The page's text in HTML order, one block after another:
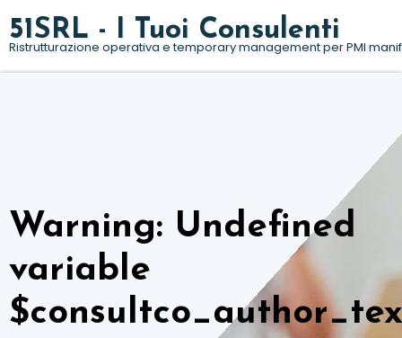
al51SRL - I Tuoi Consulenti
Ristrutturazione operativa e temporary management per PMI
Warning: Undefined
variable